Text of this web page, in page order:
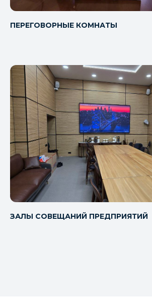
ПЕРЕГОВОРНЫЕ КОМНАТЫ
ЗАЛЫ СОВЕЩАНИЙ ПРЕДПРИЯТИЙ
СЦЕНИЧЕСКОЕ ОСВЕЩЕНИЕ
Подсветка сцены, динамические эффекты,
управление светом.
ВИДЕОТРАКТ